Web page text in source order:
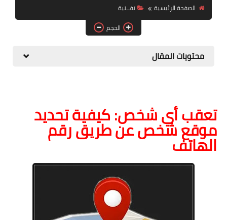
الصحة والجمال
موشن جرافيك
الصفحة الرئيسية
تقــنية
الحجم
محتويات المقال
تعقب أي شخص: كيفية تحديد
موقع شخص عن طريق رقم
الهاتف